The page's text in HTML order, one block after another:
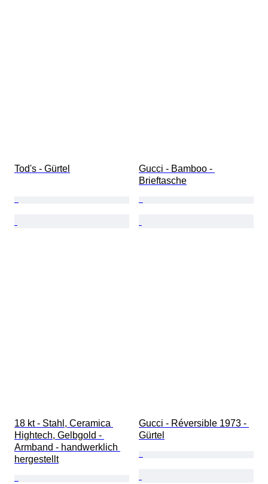
Tod's - Gürtel
Gucci - Bamboo -
Brieftasche
18 kt - Stahl, Ceramica
Hightech, Gelbgold -
Armband - handwerklich
hergestellt
Gucci - Réversible 1973 -
Gürtel